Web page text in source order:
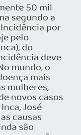
50 mil
segundo a
por
pelo
do
deve
mundo, o
mais
mulheres,
novos casos
José
causas
são